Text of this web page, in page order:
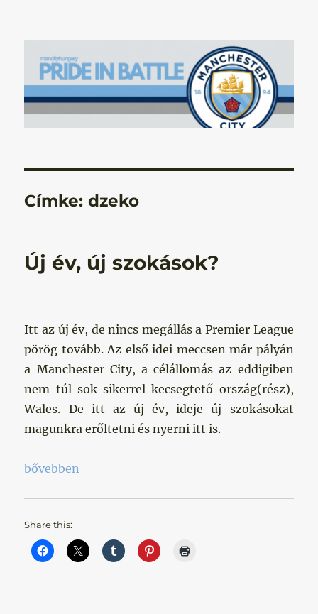
Manchester City Blog – Pride In
Battle
Címke:dzeko
Új év, új szokások?
Itt az új év, de nincs megállás a Premier League
pörög tovább. Az első idei meccsen már pályán
a Manchester City, a célállomás az eddigiben
nem túl sok sikerrel kecsegtető ország(rész),
Wales. De itt az új év, ideje új szokásokat
magunkra erőltetni és nyerni itt is.
„Új év, új szokások?”
bővebben
Share this: